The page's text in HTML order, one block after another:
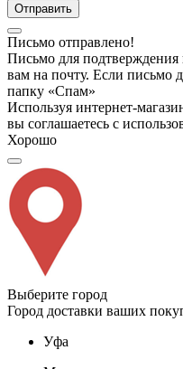
Отправить
Письмо отправлено!
Письмо для
вам на почту. Если письмо
папку «Спам»
Используя интернет-
вы соглашаетесь с
Хорошо
Выберите город
Город доставки ваших
Уфа